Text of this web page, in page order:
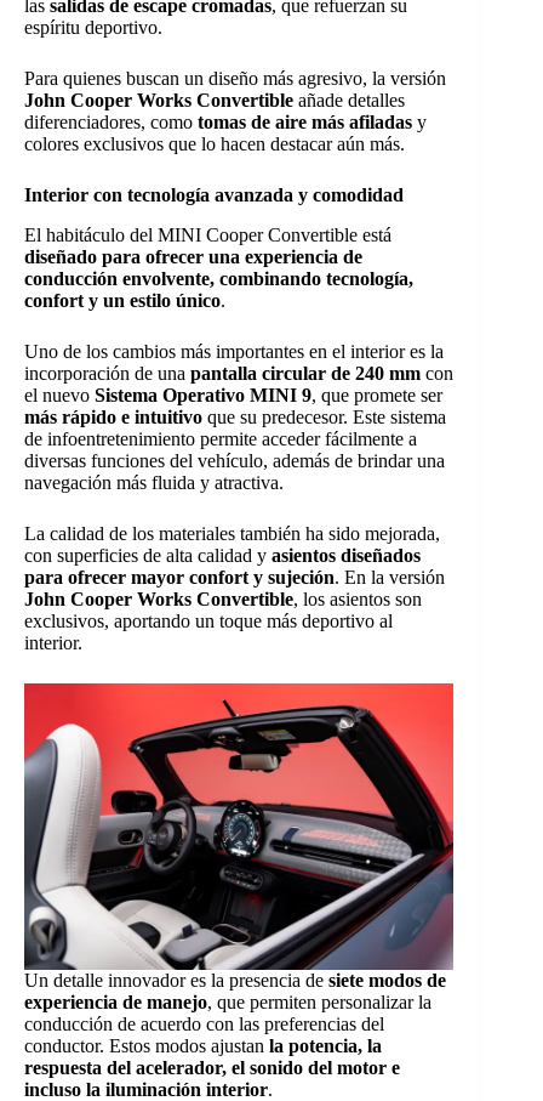
las salidas de escape cromadas, que refuerzan su
espíritu deportivo.
Para quienes buscan un diseño más agresivo, la versión
John Cooper Works Convertible añade detalles
diferenciadores, como tomas de aire más afiladas y
colores exclusivos que lo hacen destacar aún más.
Interior con tecnología avanzada y comodidad
El habitáculo del MINI Cooper Convertible está
diseñado para ofrecer una experiencia de
conducción envolvente, combinando tecnología,
confort y un estilo único.
Uno de los cambios más importantes en el interior es la
incorporación de una pantalla circular de 240 mm con
el nuevo Sistema Operativo MINI 9, que promete ser
más rápido e intuitivo que su predecesor. Este sistema
de infoentretenimiento permite acceder fácilmente a
diversas funciones del vehículo, además de brindar una
navegación más fluida y atractiva.
La calidad de los materiales también ha sido mejorada,
con superficies de alta calidad y asientos diseñados
para ofrecer mayor confort y sujeción. En la versión
John Cooper Works Convertible, los asientos son
exclusivos, aportando un toque más deportivo al
interior.
Un detalle innovador es la presencia de siete modos de
experiencia de manejo, que permiten personalizar la
conducción de acuerdo con las preferencias del
conductor. Estos modos ajustan la potencia, la
respuesta del acelerador, el sonido del motor e
incluso la iluminación interior.